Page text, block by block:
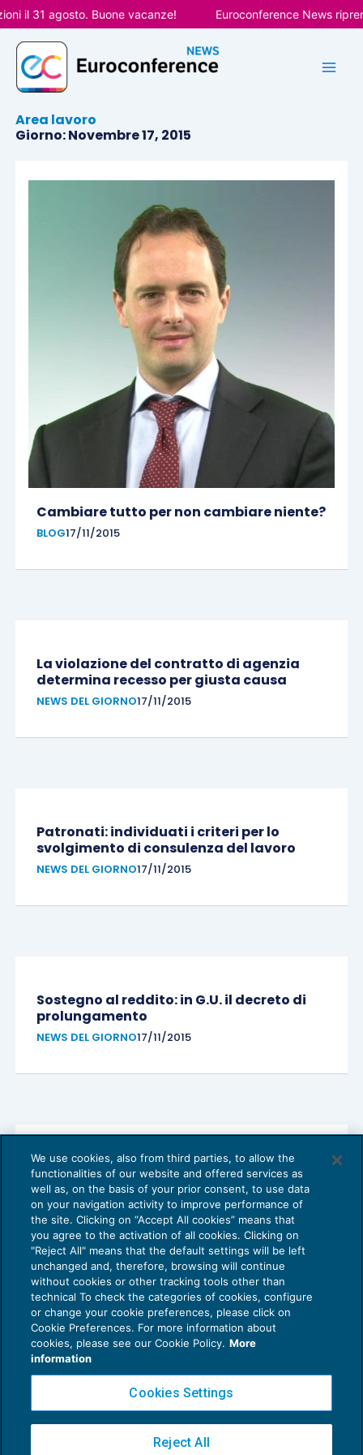
Vai
al
contenuto
il 31 agosto. Buone vacanze! Euroconference News
Area lavoro
Giorno: Novembre 17, 2015
Cambiare tutto per non cambiare niente?
BLOG17/11/2015
La violazione del contratto di agenzia
determina recesso per giusta causa
NEWS DEL GIORNO17/11/2015
Patronati: individuati i criteri per lo
svolgimento di consulenza del lavoro
NEWS DEL GIORNO17/11/2015
Sostegno al reddito: in G.U. il decreto di
prolungamento
NEWS DEL GIORNO17/11/2015
Ccnl Tessili vari: confluenza nel Ccnl
Uniontessile Confapi
NEWS DEL GIORNO17/11/2015
Privacy Policy
Cookie Policy
Copyright 2016 ©Gruppo Euroconference S.p.A.v2.32.4
Piazza Luigi Einaudi, 10N01 - 20124 Milano - info@ecnews.it
We use cookies, also from third parties, to allow the
functionalities of our website and offered services as
well as, on the basis of your prior consent, to use data
on your navigation activity to improve performance of
the site. Clicking on “Accept All cookies” means that
you agree to the activation of all cookies. Clicking on
"Reject All" means that the default settings will be left
unchanged and, therefore, browsing will continue
without cookies or other tracking tools other than
technical To check the categories of cookies, configure
or change your cookie preferences, please click on
Cookie Preferences. For more information about
cookies, please see our Cookie Policy. More
information
Cookies Settings
Reject All